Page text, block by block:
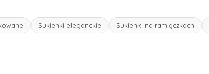
Sukienki eleganckie Sukienki na ramiączkach